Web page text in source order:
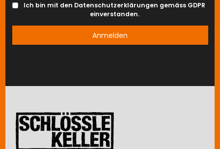
Ich bin mit den Datenschutzerklärungen gemäss GDPR
einverstanden.
Image